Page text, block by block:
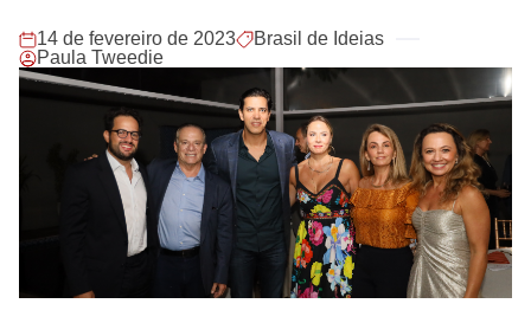
14 de fevereiro de 2023
Brasil de Ideias
Paula Tweedie